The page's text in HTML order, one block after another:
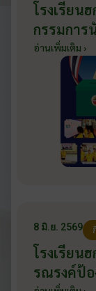
โรงเรียน
กรรมการ
2569 ส่งเ
วันที่ 9 มิ
อ่านเพิ่มเติม ›
8 มิ.ย. 2569
โรงเรียน
รณรงค์ป้